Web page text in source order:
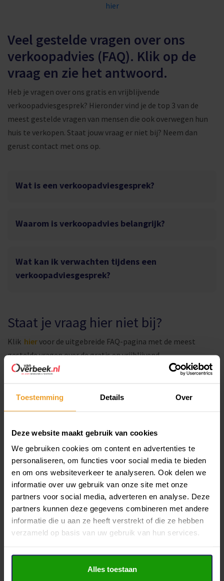
Toestemming Details Over
Deze website maakt gebruik van cookies
We gebruiken cookies om content en advertenties te
personaliseren, om functies voor social media te bieden
en om ons websiteverkeer te analyseren. Ook delen we
informatie over uw gebruik van onze site met onze
partners voor social media, adverteren en analyse. Deze
partners kunnen deze gegevens combineren met andere
informatie die u aan ze heeft verstrekt of die ze hebben
verzameld op basis van uw gebruik van hun services.
Alles toestaan
hier
Veel gestelde vragen over ons
verkoopadvies (FAQ). Klik op de
vraag en zie het antwoord.
Heb je vragen over ons gratis en vrijblijvende
verkoopadviesgesprek? Hieronder vind je de top 3 van de
meest gestelde vragen van mensen die ook overwegen hun
huis te verkopen. Staat jouw vraag er niet bij? Neem dan
gerust contact met ons op.
Wat is een verkoopadviesgesprek?
Waarom is verkoopadvies belangrijk?
Wat kan ik verwachten tijdens een
verkoopadviesgesprek?
Staat je vraag hier niet bij?
Klik hiervoor de uitgebreide FAQ-pagina met de meest
gestelde vragen over de gratis en vrijblijvend
verkoopadviesgesprek.
Ook interessant: gratis whitepaper ‘Je huis
verkopen? En nu?
Een complete gids boordevol tips, stappen en inzichten voor
wie zijn huis wil verkopen. Je leest o.a. over voorbereiding,
strategie, onderhandelingen en verhuizen.
Downloadhier de Whitepaper Huis verkopen en nu
Waarom kiezen voor Van Overbeek Makelaars?